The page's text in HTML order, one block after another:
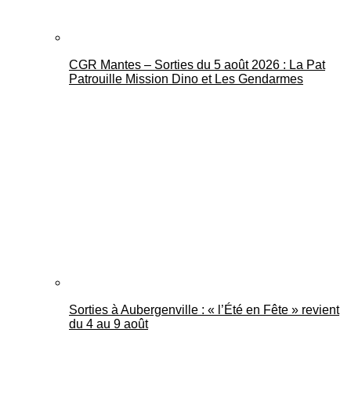
CGR Mantes – Sorties du 5 août 2026 : La Pat
Patrouille Mission Dino et Les Gendarmes
Sorties à Aubergenville : « l’Été en Fête » revient
du 4 au 9 août